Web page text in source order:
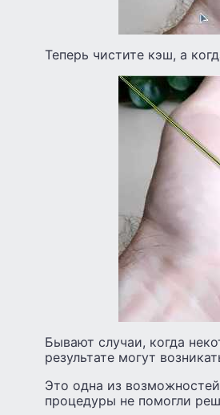
Теперь чистите кэш, а
Бывают случаи, когда
результате могут
Это одна из
процедуры не помогли